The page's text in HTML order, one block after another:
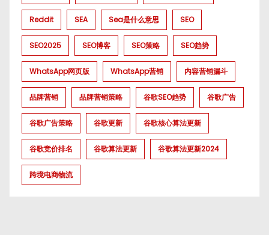
Reddit SEA Sea是什么意思 SEO
SEO2025 SEO博客 SEO策略 SEO趋势
WhatsApp网页版 WhatsApp营销 内容营销漏斗
品牌营销 品牌营销策略 谷歌SEO趋势 谷歌广告
谷歌广告策略 谷歌更新 谷歌核心算法更新
谷歌竞价排名 谷歌算法更新 谷歌算法更新2024
跨境电商物流